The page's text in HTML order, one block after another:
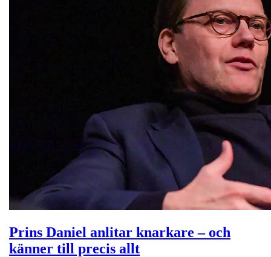
Prins Daniel anlitar knarkare – och
känner till precis allt